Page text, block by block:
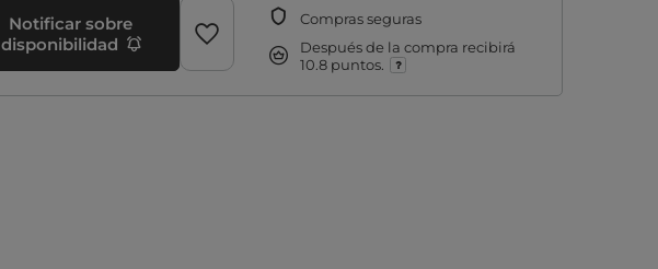
Notificar sobre
disponibilidad
Compras seguras
Después de la compra recibirá
10.8 puntos.